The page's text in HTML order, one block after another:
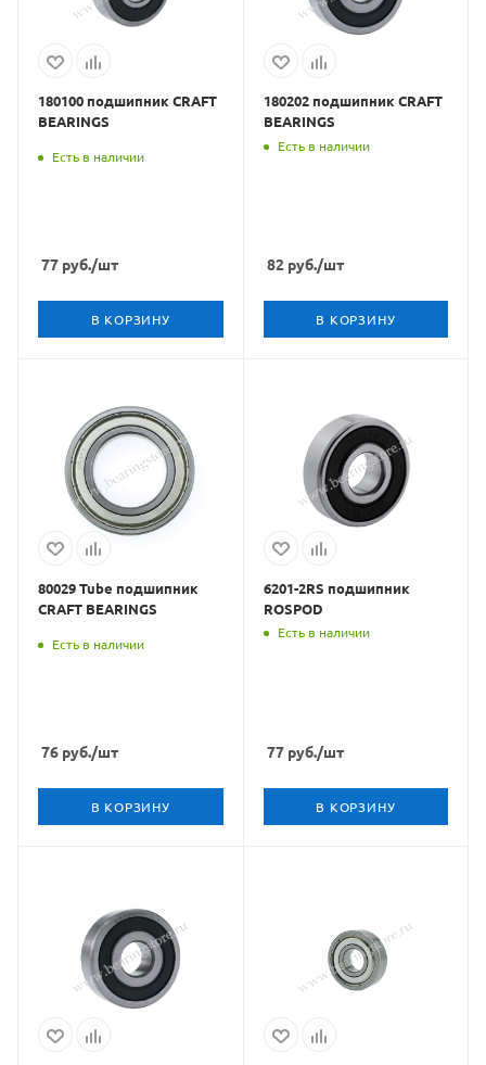
180100 подшипник CRAFT
BEARINGS
Есть в наличии
77 руб./шт
В КОРЗИНУ
180202 подшипник CRAFT
BEARINGS
Есть в наличии
82руб./шт
В КОРЗИНУ
80029 Tube подшипник
CRAFT BEARINGS
Есть в наличии
76 руб./шт
В КОРЗИНУ
6201-2RS подшипник
ROSPOD
Есть в наличии
77руб./шт
В КОРЗИНУ